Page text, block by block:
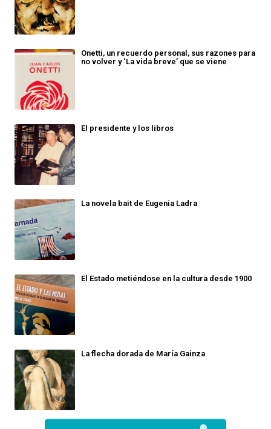
Onetti, un recuerdo personal, sus razones para
no volver y ‘La vida breve’ que se viene
El presidente y los libros
La novela bait de Eugenia Ladra
El Estado metiéndose en la cultura desde 1900
La flecha dorada de María Gainza